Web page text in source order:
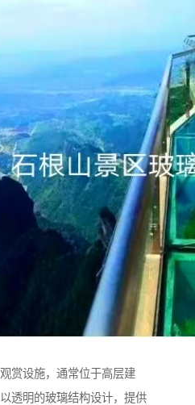
赏设施，通常位于高层建
透明的玻璃结构设计，提供